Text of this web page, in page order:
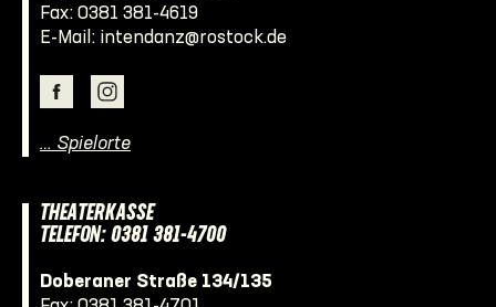
Fax: 0381 381-4619
E-Mail: intendanz@rostock.de
… Spielorte
THEATERKASSE
TELEFON: 0381 381-4700
Doberaner Straße 134/135